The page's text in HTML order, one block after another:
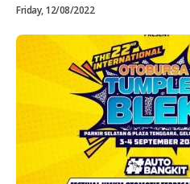
Friday, 12/08/2022